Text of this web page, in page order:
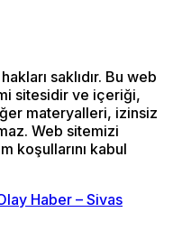
saklıdır. Bu web
sitesidir ve içeriği,
materyalleri, izinsiz
Web sitemizi
koşullarını kabul